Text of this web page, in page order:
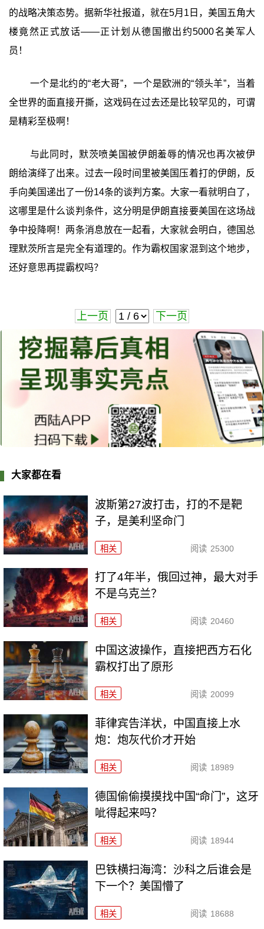
的战略决策态势。据新华社报道，就在5月1日，美国五角大
楼竟然正式放话——正计划从德国撤出约5000名美军人
员！
一个是北约的“老大哥”，一个是欧洲的“领头羊”，当着
全世界的面直接开撕，这戏码在过去还是比较罕见的，可谓
是精彩至极啊！
与此同时，默茨喷美国被伊朗羞辱的情况也再次被伊
朗给演绎了出来。过去一段时间里被美国压着打的伊朗，反
手向美国递出了一份14条的谈判方案。大家一看就明白了，
这哪里是什么谈判条件，这分明是伊朗直接要美国在这场战
争中投降啊！两条消息放在一起看，大家就会明白，德国总
理默茨所言是完全有道理的。作为霸权国家混到这个地步，
还好意思再提霸权吗？
上一页 下一页
大家都在看
波斯第27波打击，打的不是靶
子，是美利坚命门
相关 阅读 25300
打了4年半，俄回过神，最大对手
不是乌克兰？
相关 阅读 20460
中国这波操作，直接把西方石化
霸权打出了原形
相关 阅读 20099
菲律宾告洋状，中国直接上水
炮：炮灰代价才开始
相关 阅读 18989
德国偷偷摸摸找中国“命门”，这牙
呲得起来吗？
相关 阅读 18944
巴铁横扫海湾：沙科之后谁会是
下一个？美国懵了
相关 阅读 18688